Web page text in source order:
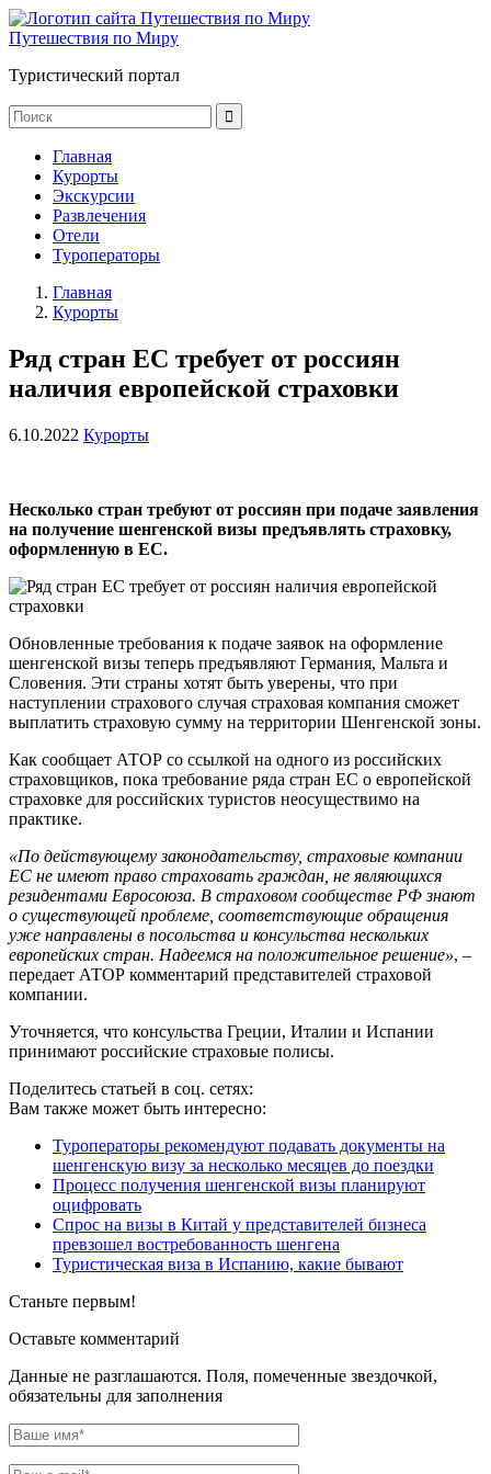
Путешествия по Миру
Туристический портал
Главная
Курорты
Экскурсии
Развлечения
Отели
Туроператоры
Главная
Курорты
Ряд стран ЕС требует от россиян
наличия европейской страховки
6.10.2022 Курорты
Несколько стран требуют от россиян при подаче заявления
на получение шенгенской визы предъявлять страховку,
оформленную в ЕС.
Обновленные требования к подаче заявок на оформление
шенгенской визы теперь предъявляют Германия, Мальта и
Словения. Эти страны хотят быть уверены, что при
наступлении страхового случая страховая компания сможет
выплатить страховую сумму на территории Шенгенской зоны.
Как сообщает АТОР со ссылкой на одного из российских
страховщиков, пока требование ряда стран ЕС о европейской
страховке для российских туристов неосуществимо на
практике.
«По действующему законодательству, страховые компании
ЕС не имеют право страховать граждан, не являющихся
резидентами Евросоюза. В страховом сообществе РФ знают
о существующей проблеме, соответствующие обращения
уже направлены в посольства и консульства нескольких
европейских стран. Надеемся на положительное решение», –
передает АТОР комментарий представителей страховой
компании.
Уточняется, что консульства Греции, Италии и Испании
принимают российские страховые полисы.
Поделитесь статьей в соц. сетях:
Вам также может быть интересно:
Туроператоры рекомендуют подавать документы на
шенгенскую визу за несколько месяцев до поездки
Процесс получения шенгенской визы планируют
оцифровать
Спрос на визы в Китай у представителей бизнеса
превзошел востребованность шенгена
Туристическая виза в Испанию, какие бывают
Станьте первым!
Оставьте комментарий
Данные не разглашаются. Поля, помеченные звездочкой,
обязательны для заполнения